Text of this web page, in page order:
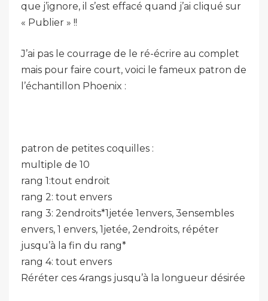
que j’ignore, il s’est effacé quand j’ai cliqué sur
« Publier » !!
J’ai pas le courrage de le ré-écrire au complet
mais pour faire court, voici le fameux patron de
l’échantillon Phoenix :
patron de petites coquilles :
multiple de 10
rang 1:tout endroit
rang 2: tout envers
rang 3: 2endroits*1jetée 1envers, 3ensembles
envers, 1 envers, 1jetée, 2endroits, répéter
jusqu’à la fin du rang*
rang 4: tout envers
Réréter ces 4rangs jusqu’à la longueur désirée